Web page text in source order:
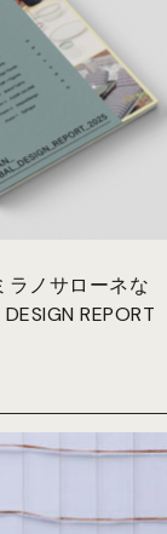
ラノサローネな
REPORT